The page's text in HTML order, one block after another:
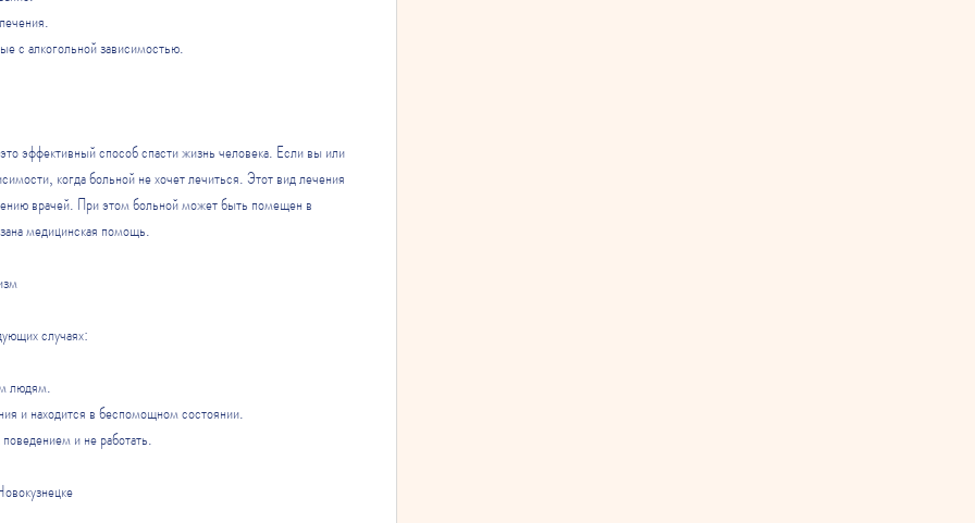
с алкогольной зависимостью.
эффективный способ спасти жизнь человека. Если вы или
когда больной не хочет лечиться. Этот вид лечения
врачей. При этом больной может быть помещен в
медицинская помощь.
случаях:
людям.
и находится в беспомощном состоянии.
и не работать.